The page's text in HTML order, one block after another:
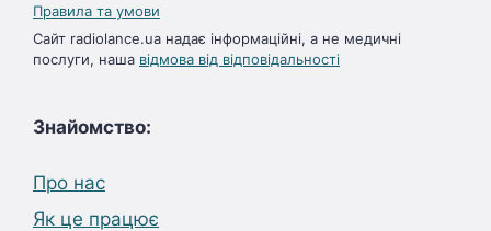
Правила та умови
Сайт radiolance.ua надає інформаційні, а не медичні
послуги, наша відмова від відповідальності
Знайомство:
Про нас
Як це працює